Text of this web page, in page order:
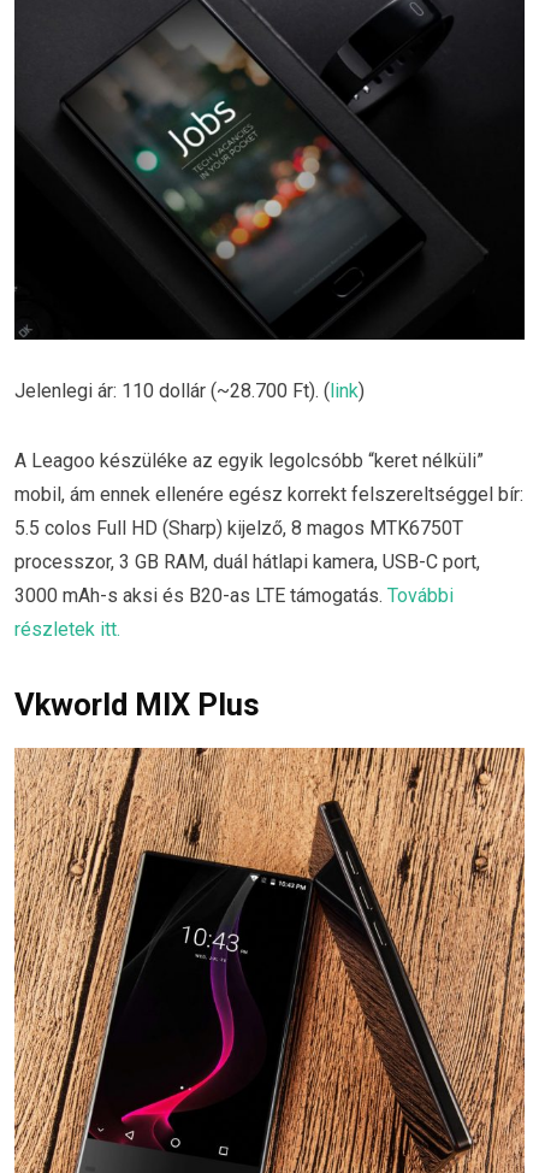
Jelenlegi ár: 110 dollár (~28.700 Ft). ( link)
A Leagoo készüléke az egyik legolcsóbb “keret nélküli”
mobil, ám ennek ellenére egész korrekt felszereltséggel bír:
5.5 colos Full HD (Sharp) kijelző, 8 magos MTK6750T
processzor, 3 GB RAM, duál hátlapi kamera, USB-C port,
3000 mAh-s aksi és B20-as LTE támogatás. További
részletek itt.
Vkworld MIX Plus